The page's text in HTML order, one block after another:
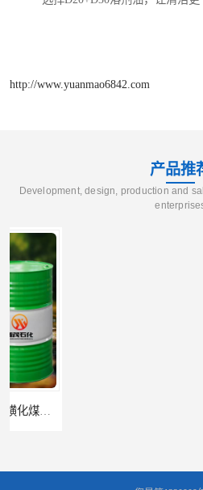
http://www.yuanmao6842.com
产品推
Development, design, production and